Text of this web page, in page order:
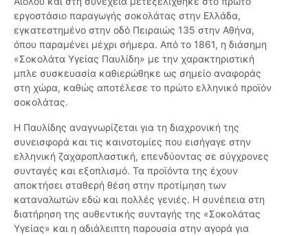
εργοστάσιο παραγωγής σοκολάτας στην Ελλάδα,
εγκατεστημένο στην οδό Πειραιώς 135 στην Αθήνα,
όπου παραμένει μέχρι σήμερα. Από το 1861, η διάσημη
«Σοκολάτα Υγείας Παυλίδη» με την χαρακτηριστική
μπλε συσκευασία καθιερώθηκε ως σημείο αναφοράς
στη χώρα, καθώς αποτέλεσε το πρώτο ελληνικό προϊόν
σοκολάτας.
Η Παυλίδης αναγνωρίζεται για τη διαχρονική της
συνεισφορά και τις καινοτομίες που εισήγαγε στην
ελληνική ζαχαροπλαστική, επενδύοντας σε σύγχρονες
συνταγές και εξοπλισμό. Τα προϊόντα της έχουν
αποκτήσει σταθερή θέση στην προτίμηση των
καταναλωτών εδώ και πολλές γενιές. Η συνέπεια στη
διατήρηση της αυθεντικής συνταγής της «Σοκολάτας
Υγείας» και η αδιάλειπτη παρουσία στην αγορά για